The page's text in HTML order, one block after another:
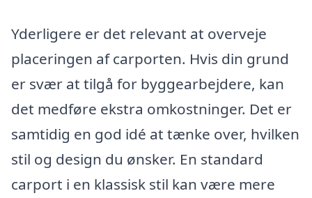
Yderligere er det relevant at overveje
placeringen af carporten. Hvis din grund
er svær at tilgå for byggearbejdere, kan
det medføre ekstra omkostninger. Det er
samtidig en god idé at tænke over, hvilken
stil og design du ønsker. En standard
carport i en klassisk stil kan være mere